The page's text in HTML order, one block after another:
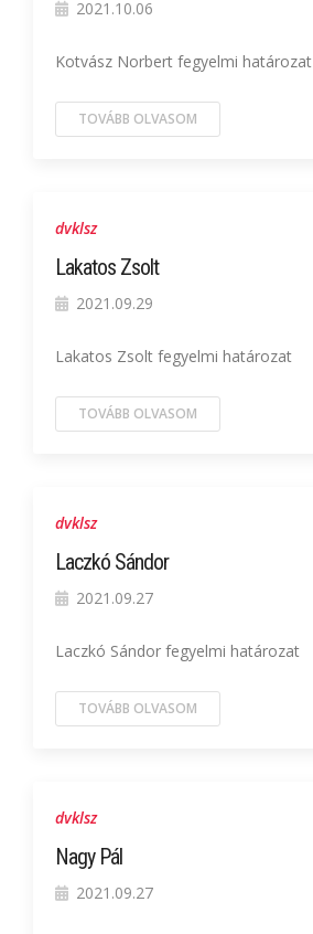
2021.10.06
Kotvász Norbert fegyelmi határozat
TOVÁBB OLVASOM
dvklsz
Lakatos Zsolt
2021.09.29
Lakatos Zsolt fegyelmi határozat
TOVÁBB OLVASOM
dvklsz
Laczkó Sándor
2021.09.27
Laczkó Sándor fegyelmi határozat
TOVÁBB OLVASOM
dvklsz
Nagy Pál
2021.09.27